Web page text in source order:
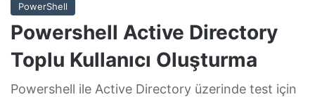
PowerShell
Powershell Active Directory
Toplu Kullanıcı Oluşturma
Powershell ile Active Directory üzerinde test için